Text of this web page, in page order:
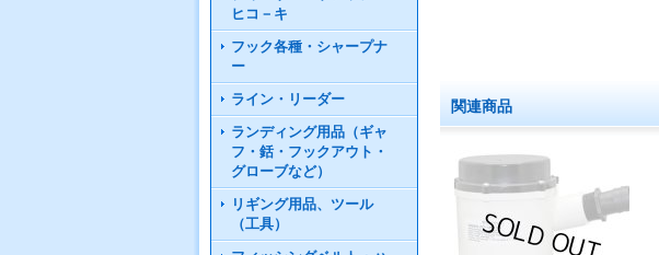
ヒコ－キ
フック各種・シャープナ
ー
ライン・リーダー
ランディング用品（ギャ
フ・銛・フックアウト・
グローブなど）
リギング用品、ツール
（工具）
関連商品